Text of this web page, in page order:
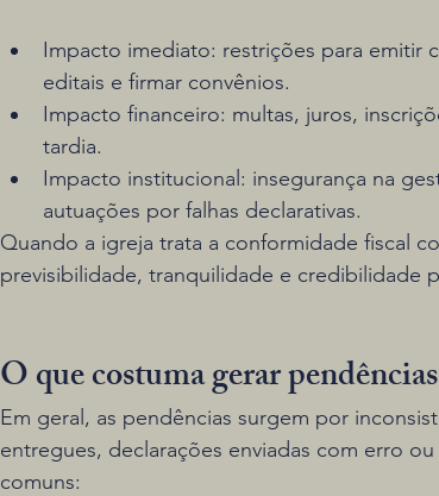
Impacto imediato: restrições para emitir
editais e firmar convênios.
Impacto financeiro: multas, juros,
tardia.
Impacto institucional: insegurança na
autuações por falhas declarativas.
Quando a igreja trata a conformidade fiscal
previsibilidade, tranquilidade e credibilidade
O que costuma gerar
Em geral, as pendências surgem por
entregues, declarações enviadas com erro
comuns: